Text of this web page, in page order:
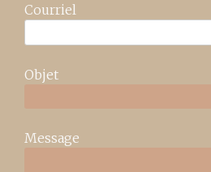
Courriel
Objet
Message